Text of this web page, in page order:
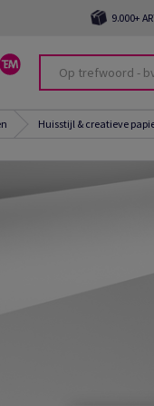
9.000+
Huisstijl & creatieve